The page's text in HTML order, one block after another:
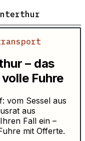
– das
Fuhre
vom Sessel aus
aus
Fall ein –
mit Offerte.